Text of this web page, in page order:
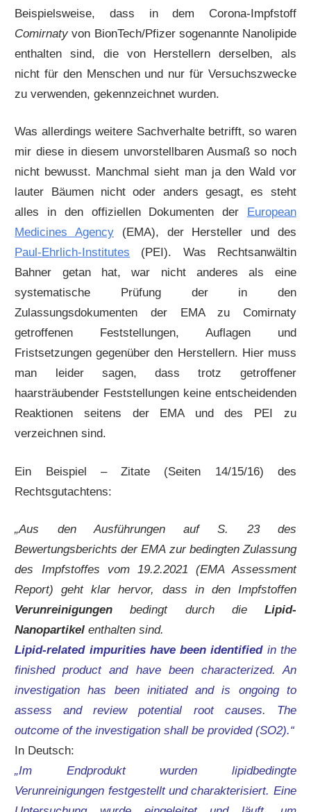
Beispielsweise, dass in dem Corona-Impfstoff
Comirnatyvon BionTech/Pfizer sogenannte Nanolipide
enthalten sind, die von Herstellern derselben, als
nicht für den Menschen und nur für Versuchszwecke
zu verwenden, gekennzeichnet wurden.
Was allerdings weitere Sachverhalte betrifft, so waren
mir diese in diesem unvorstellbaren Ausmaß so noch
nicht bewusst. Manchmal sieht man ja den Wald vor
lauter Bäumen nicht oder anders gesagt, es steht
alles in den offiziellen Dokumenten der
European
Medicines Agency (EMA), der Hersteller und des
Paul-Ehrlich-Institutes (PEI). Was Rechtsanwältin
Bahner getan hat, war nicht anderes als eine
systematische Prüfung der in den
Zulassungsdokumenten der EMA zu Comirnaty
getroffenen Feststellungen, Auflagen und
Fristsetzungen gegenüber den Herstellern. Hier muss
man leider sagen, dass trotz getroffener
haarsträubender Feststellungen keine entscheidenden
Reaktionen seitens der EMA und des PEI zu
verzeichnen sind.
Ein Beispiel – Zitate (Seiten 14/15/16) des
Rechtsgutachtens:
„Aus den Ausführungen auf S. 23 des
Bewertungsberichts der EMA zur bedingten Zulassung
des Impfstoffes vom 19.2.2021 (EMA Assessment
Report) geht klar hervor, dass in den Impfstoffen
Verunreinigungen bedingt durch die Lipid-
Nanopartikel enthalten sind.
Lipid-related impurities have been identifiedin the
finished product and have been characterized. An
investigation has been initiated and is ongoing to
assess and review potential root causes. The
outcome of the investigation shall be provided (SO2).“
In Deutsch:
„Im Endprodukt wurden lipidbedingte
Verunreinigungen festgestellt und charakterisiert. Eine